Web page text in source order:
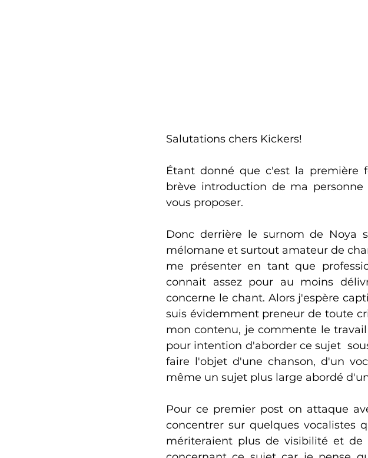
Salutations chers Kickers!
Étant donné que c'est la première
brève introduction de ma
vous proposer.
Donc derrière le surnom de Noya
mélomane et surtout amateur de
me présenter en tant que
connait assez pour au moins
concerne le chant. Alors j'espère
suis évidemment preneur de toute
mon contenu, je commente le
pour intention d'aborder ce sujet
faire l'objet d'une chanson, d'un
même un sujet plus large abordé
Pour ce premier post on attaque
concentrer sur quelques
mériteraient plus de visibilité et de